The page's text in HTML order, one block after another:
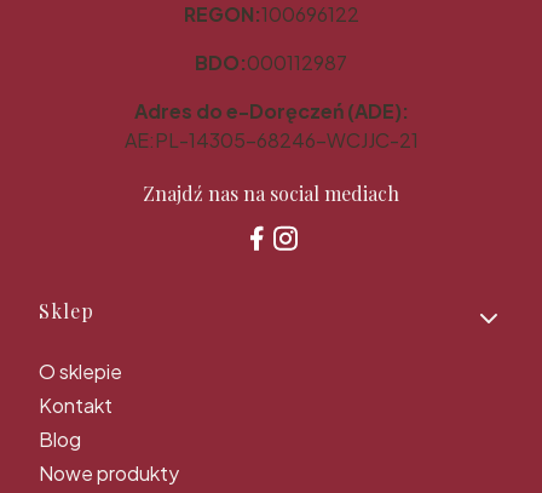
REGON:100696122
BDO:000112987
Adres do e-Doręczeń (ADE):
AE:PL-14305-68246-WCJJC-21
Znajdź nas na social mediach
Linki w stopce
Sklep
O sklepie
Kontakt
Blog
Nowe produkty